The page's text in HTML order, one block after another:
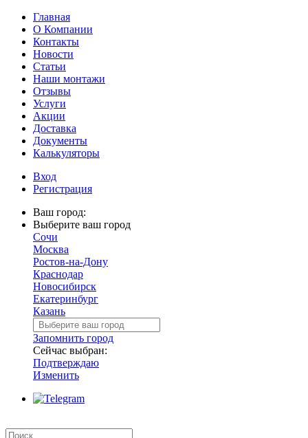
Главная
О Компании
Контакты
Новости
Статьи
Наши монтажи
Отзывы
Услуги
Акции
Доставка
Документы
Калькуляторы
Вход
Регистрация
Ваш город:
Выберите ваш город
Сочи
Москва
Ростов-на-Дону
Краснодар
Новосибирск
Екатеринбург
Казань
Запомнить город
Сейчас выбран:
Подтверждаю
Изменить